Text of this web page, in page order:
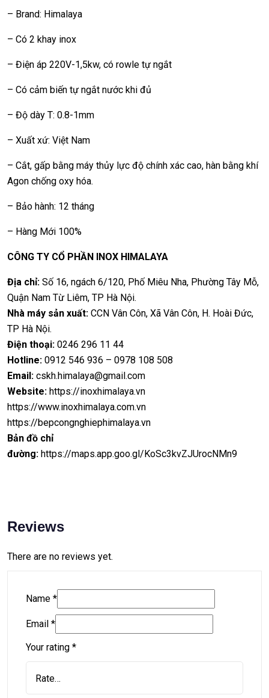
– Brand: Himalaya
– Có 2 khay inox
– Điện áp 220V-1,5kw, có rowle tự ngắt
– Có cảm biến tự ngắt nước khi đủ
– Độ dày T: 0.8-1mm
– Xuất xứ: Việt Nam
– Cắt, gấp bằng máy thủy lực độ chính xác cao, hàn bằng khí
Agon chống oxy hóa.
– Bảo hành: 12 tháng
– Hàng Mới 100%
CÔNG TY CỔ PHẦN INOX HIMALAYA
Địa chỉ: Số 16, ngách 6/120, Phố Miêu Nha, Phường Tây Mỗ,
Quận Nam Từ Liêm, TP Hà Nội.
Nhà máy sản xuất: CCN Vân Côn, Xã Vân Côn, H. Hoài Đức,
TP Hà Nội.
Điện thoại: 0246 296 11 44
Hotline: 0912 546 936 – 0978 108 508
Email: cskh.himalaya@gmail.com
Website: https://inoxhimalaya.vn
https://www.inoxhimalaya.com.vn
https://bepcongnghiephimalaya.vn
Bản đồ chỉ
đường: https://maps.app.goo.gl/KoSc3kvZJUrocNMn9
Reviews
There are no reviews yet.
Name *
Email *
Your rating *